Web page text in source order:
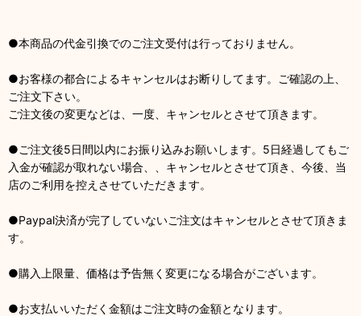
●本商品の代金引換でのご注文受付は行っておりません。
●お客様の都合によるキャンセルはお断りしてます。ご確認の上、
ご注文下さい。
ご注文後の変更などは、一度、キャンセルとさせて頂きます。
●ご注文後5日間以内にお振り込みお願いします。5日経過してもご
入金が確認が取れない場合、、キャンセルとさせて頂き、今後、当
店のご利用を控えさせていただきます。
●Paypal決済が完了していないご注文はキャンセルとさせて頂きま
す。
●購入上限量、価格は予告無く変更になる場合がございます。
●お支払いいただく金額はご注文時の金額となります。